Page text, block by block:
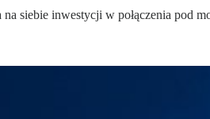
siebie inwestycji w połączenia pod